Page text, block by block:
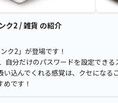
ク2 / 雑貨 の紹介
ク2」が登場です！
分だけのパスワードを設定できる
込んでくれる感覚は、クセになる
です！